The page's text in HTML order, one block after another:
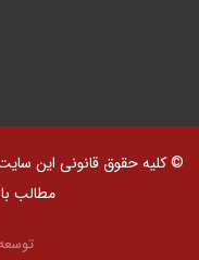
© کلیه حقوق قانونی این
مطالب